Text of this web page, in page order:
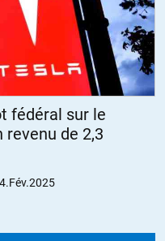
fédéral sur le
revenu de 2,3